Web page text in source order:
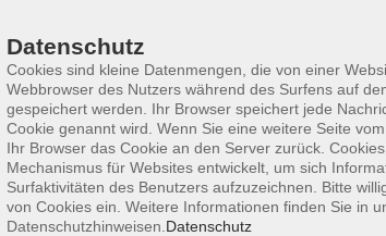
Impressum AGBs
Datenschutz
Cookies sind kleine Datenmengen, die von einer
Webbrowser des Nutzers während des Surfens auf
gespeichert werden. Ihr Browser speichert jede
Cookie genannt wird. Wenn Sie eine weitere Seite
Ihr Browser das Cookie an den Server zurück.
Mechanismus für Websites entwickelt, um sich
Surfaktivitäten des Benutzers aufzuzeichnen. Bitte
von Cookies ein. Weitere Informationen finden Sie in
Datenschutzhinweisen. Datenschutz